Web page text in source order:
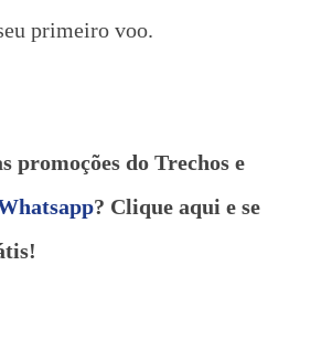
primeiro voo.
promoções do Trechos e
? Clique aqui e se